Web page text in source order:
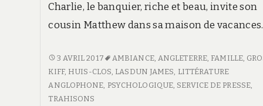
Charlie, le banquier, riche et beau, invite son
cousin Matthew dans sa maison de vacances.
LA
CHAMBRE
D’AMI
3 AVRIL 2017 AMBIANCE, ANGLETERRE, FAMILLE,
KIFF, HUIS-CLOS LASDUN JAMES LITTÉRATURE
ANGLOPHONE PSYCHOLOGIQUE SERVICE DE PRESSE,
TRAHISONS